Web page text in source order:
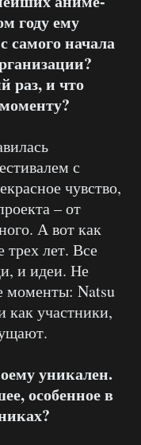
году ему
самого начала
раз, и что
с
чувство,
– от
А вот как
трех лет. Все
и идеи. Не
моменты: Natsu
как участники,
уникален.
особенное в